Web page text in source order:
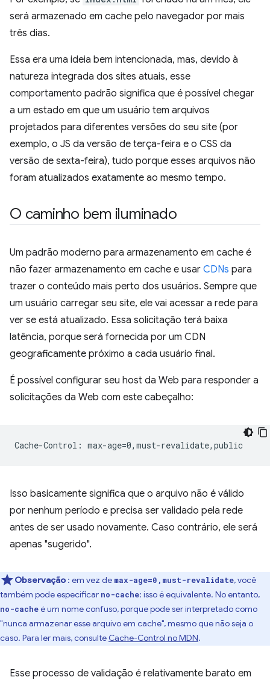
será armazenado em cache pelo navegador por mais
três dias.
Essa era uma ideia bem intencionada, mas, devido à
natureza integrada dos sites atuais, esse
comportamento padrão significa que é possível chegar
a um estado em que um usuário tem arquivos
projetados para diferentes versões do seu site (por
exemplo, o JS da versão de terça-feira e o CSS da
versão de sexta-feira), tudo porque esses arquivos não
foram atualizados exatamente ao mesmo tempo.
O caminho bem iluminado
Um padrão moderno para armazenamento em cache é
não fazer armazenamento em cache e usar CDNs para
trazer o conteúdo mais perto dos usuários. Sempre que
um usuário carregar seu site, ele vai acessar a rede para
ver se está atualizado. Essa solicitação terá baixa
latência, porque será fornecida por um CDN
geograficamente próximo a cada usuário final.
É possível configurar seu host da Web para responder a
solicitações da Web com este cabeçalho:
Isso basicamente significa que o arquivo não é válido
por nenhum período e precisa ser validado pela rede
antes de ser usado novamente. Caso contrário, ele será
apenas "sugerido".
Observação : em vez de max-age=0,must-revalidate, você
também pode especificar no-cache: isso é equivalente. No entanto,
no-cacheé um nome confuso, porque pode ser interpretado como
"nunca armazenar esse arquivo em cache", mesmo que não seja o
caso. Para ler mais, consulte Cache-Control no MDN.
Esse processo de validação é relativamente barato em